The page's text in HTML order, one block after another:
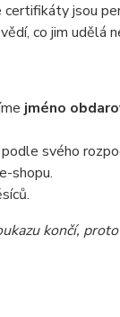
jsou
co jim udělá
jméno
svého
shopu.
končí,